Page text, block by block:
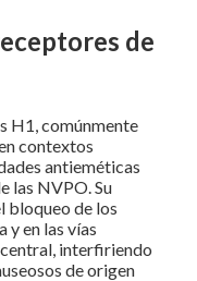
de
H1, comúnmente
contextos
antieméticas
las NVPO. Su
bloqueo de los
y en las vías
interfiriendo
de origen